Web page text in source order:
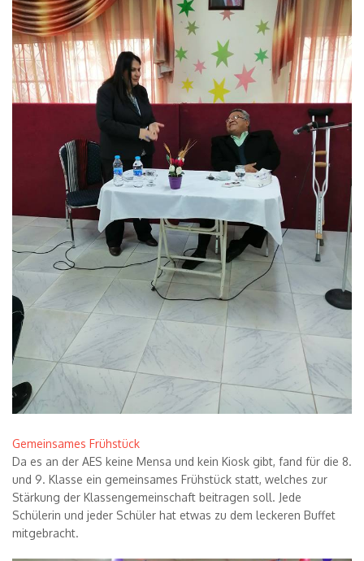
Gemeinsames Frühstück
Da es an der AES keine Mensa und kein Kiosk gibt, fand für die 8.
und 9. Klasse ein gemeinsames Frühstück statt, welches zur
Stärkung der Klassengemeinschaft beitragen soll. Jede
Schülerin und jeder Schüler hat etwas zu dem leckeren Buffet
mitgebracht.